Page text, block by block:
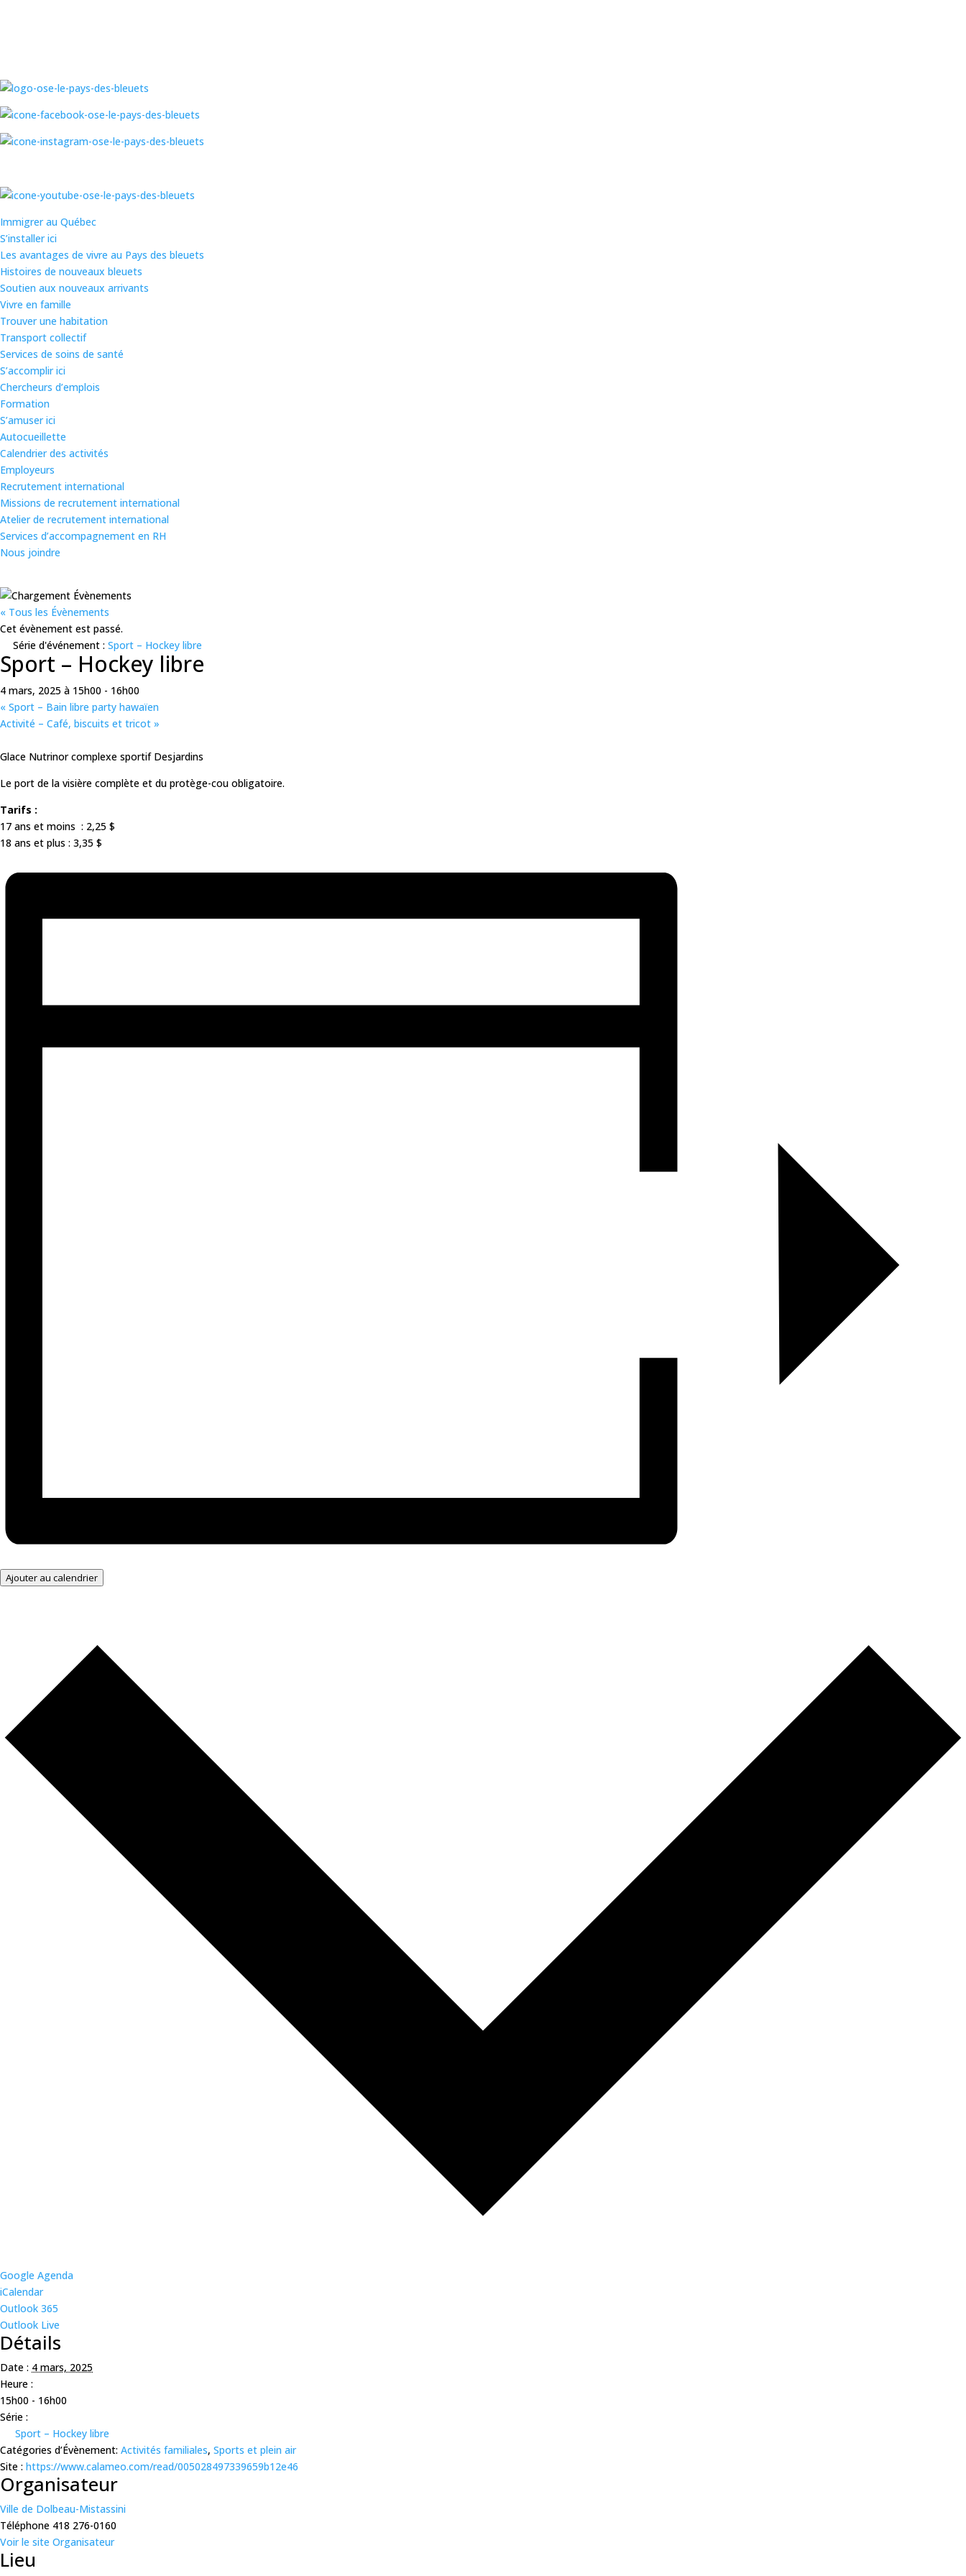
Immigrer au Québec
S’installer ici
Les avantages de vivre au Pays des bleuets
Histoires de nouveaux bleuets
Soutien aux nouveaux arrivants
Vivre en famille
Trouver une habitation
Transport collectif
Services de soins de santé
S’accomplir ici
Chercheurs d’emplois
Formation
S’amuser ici
Autocueillette
Calendrier des activités
Employeurs
Recrutement international
Missions de recrutement international
Atelier de recrutement international
Services d’accompagnement en RH
Nous joindre
« Tous les Évènements
Cet évènement est passé.
Série d'événement : Sport – Hockey libre
Sport – Hockey libre
4 mars, 2025 à 15h00 - 16h00
« Sport – Bain libre party hawaïen
Activité – Café, biscuits et tricot »
Glace Nutrinor complexe sportif Desjardins
Le port de la visière complète et du protège-cou obligatoire.
Tarifs :
17 ans et moins : 2,25 $
18 ans et plus : 3,35 $
Ajouter au calendrier
Google Agenda
iCalendar
Outlook 365
Outlook Live
Détails
Date : 4 mars, 2025
Heure :
15h00 - 16h00
Série :
Sport – Hockey libre
Catégories d’Évènement: Activités familiales, Sports et plein air
Site : https://www.calameo.com/read/005028497339659b12e46
Organisateur
Ville de Dolbeau-Mistassini
Téléphone 418 276-0160
Voir le site Organisateur
Lieu